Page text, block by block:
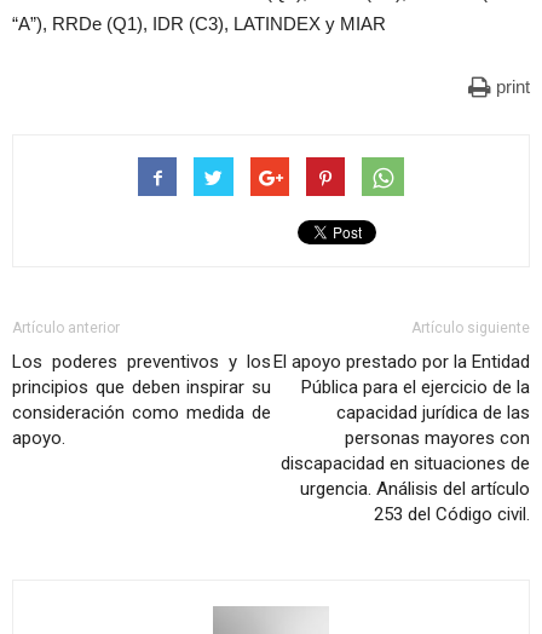
“A”), RRDe (Q1), IDR (C3), LATINDEX y MIAR
print
Artículo anterior
Los poderes preventivos y los
principios que deben inspirar su
consideración como medida de
apoyo.
Artículo siguiente
El apoyo prestado por la Entidad
Pública para el ejercicio de la
capacidad jurídica de las
personas mayores con
discapacidad en situaciones de
urgencia. Análisis del artículo
253 del Código civil.